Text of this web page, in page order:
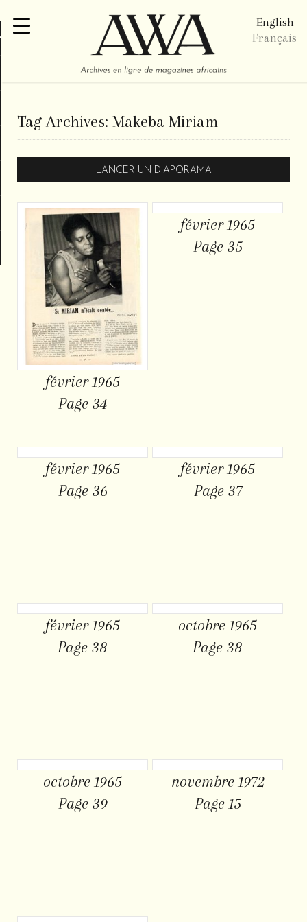
English
Français
Tag Archives: Makeba Miriam
LANCER UN DIAPORAMA
février 1965
Page 34
février 1965
Page 35
février 1965
Page 36
février 1965
Page 37
février 1965
Page 38
octobre 1965
Page 38
octobre 1965
Page 39
novembre 1972
Page 15